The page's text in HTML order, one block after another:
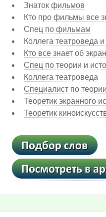
Знаток фильмов
Кто про фильмы все
Спец по фильмам
Коллега театроведа
Кто все знает об
Спец по теории и
Коллега театроведа
Специалист по
Теоретик экранного
Теоретик